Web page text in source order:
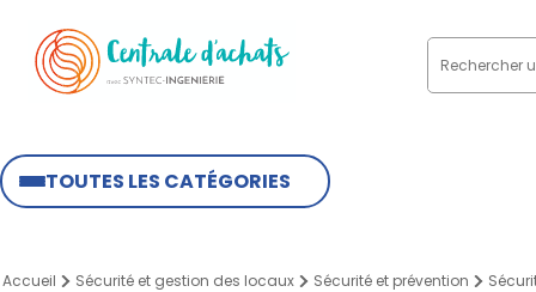
TOUTES LES CATÉGORIES
Accueil Sécurité et gestion des locaux Sécurité et prévention